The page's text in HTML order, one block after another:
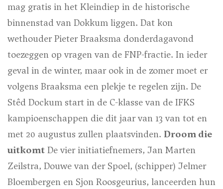
mag gratis in het Kleindiep in de historische
binnenstad van Dokkum liggen. Dat kon
wethouder Pieter Braaksma donderdagavond
toezeggen op vragen van de FNP-fractie. In ieder
geval in de winter, maar ook in de zomer moet er
volgens Braaksma een plekje te regelen zijn. De
Stêd Dockum start in de C-klasse van de IFKS
kampioenschappen die dit jaar van 13 van tot en
met 20 augustus zullen plaatsvinden. Droom die
uitkomt De vier initiatiefnemers, Jan Marten
Zeilstra, Douwe van der Spoel, (schipper) Jelmer
Bloembergen en Sjon Roosgeurius, lanceerden hun